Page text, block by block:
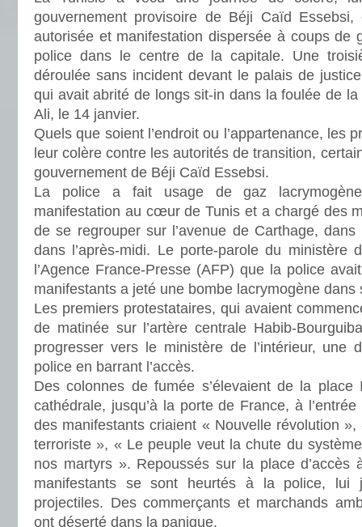
gouvernement provisoire de Béji Caïd Essebsi,
autorisée et manifestation dispersée à coups de
police dans le centre de la capitale. Une
déroulée sans incident devant le palais de
qui avait abrité de longs sit-in dans la foulée de
Ali, le 14 janvier.
Quels que soient l’endroit ou l’appartenance, les
leur colère contre les autorités de transition,
gouvernement de Béji Caïd Essebsi.
La police a fait usage de gaz
manifestation au cœur de Tunis et a chargé des
de se regrouper sur l’avenue de Carthage,
dans l’après-midi. Le porte-parole du ministère
l’Agence France-Presse (AFP) que la police
manifestants a jeté une bombe lacrymogène dans
Les premiers protestataires, qui avaient
de matinée sur l’artère centrale Habib-
progresser vers le ministère de l’intérieur, une
police en barrant l’accès.
Des colonnes de fumée s’élevaient de la place
cathédrale, jusqu’à la porte de France, à
des manifestants criaient « Nouvelle révolution »,
terroriste », « Le peuple veut la chute du
nos martyrs ». Repoussés sur la place d’accès
manifestants se sont heurtés à la police, lui
projectiles. Des commerçants et marchands
ont déserté dans la panique.